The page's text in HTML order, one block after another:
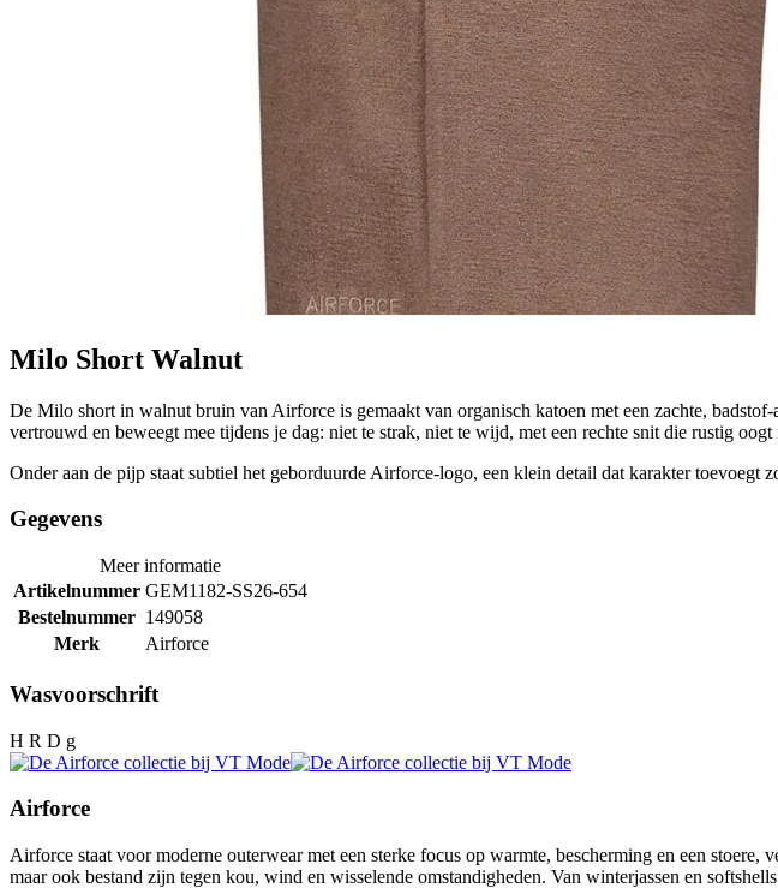
Milo Short Walnut
De Milo short in walnut bruin van Airforce is gemaakt van organisch katoen met een zachte,
vertrouwd en beweegt mee tijdens je dag: niet te strak, niet te wijd, met een rechte snit die rustig oogt
Onder aan de pijp staat subtiel het geborduurde Airforce-logo, een klein detail dat karakter
Gegevens
Meer informatie
Artikelnummer GEM1182-SS26-654
Bestelnummer 149058
Merk
Airforce
Wasvoorschrift
H R D g
Airforce
Airforce staat voor moderne outerwear met een sterke focus op warmte, bescherming en een
maar ook bestand zijn tegen kou, wind en wisselende omstandigheden. Van winterjassen en